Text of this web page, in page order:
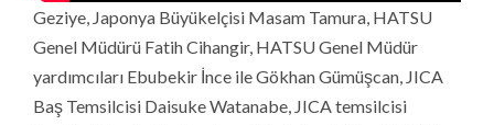
Geziye, Japonya Büyükelçisi Masam Tamura, HATSU
Genel Müdürü Fatih Cihangir, HATSU Genel Müdür
yardımcıları Ebubekir İnce ile Gökhan Gümüşcan, JICA
Baş Temsilcisi Daisuke Watanabe, JICA temsilcisi